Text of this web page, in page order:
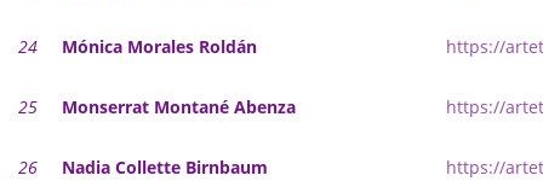
24 Mónica Morales Roldán https://
25 Monserrat Montané Abenza https://
26 Nadia Collette Birnbaum https://